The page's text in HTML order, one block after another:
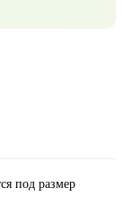
под размер